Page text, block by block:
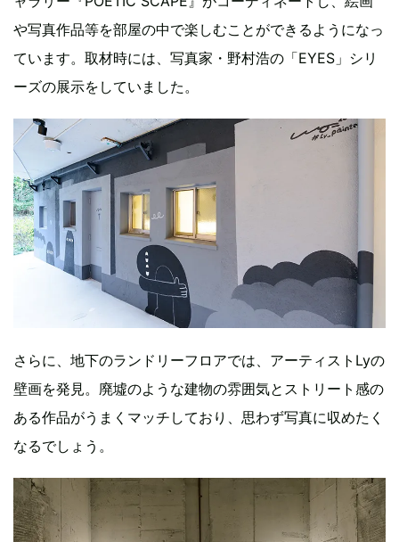
や写真作品等を部屋の中で楽しむことができるようになっ
ています。取材時には、写真家・野村浩の「EYES」シリ
ーズの展示をしていました。
さらに、地下のランドリーフロアでは、アーティストLyの
壁画を発見。廃墟のような建物の雰囲気とストリート感の
ある作品がうまくマッチしており、思わず写真に収めたく
なるでしょう。